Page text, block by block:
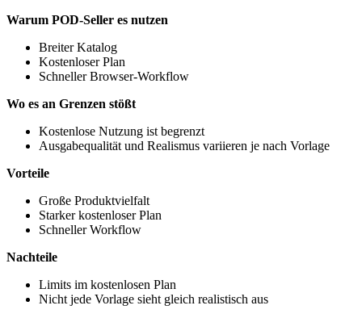
Warum POD-Seller es nutzen
Breiter Katalog
Kostenloser Plan
Schneller Browser-Workflow
Wo es an Grenzen stößt
Kostenlose Nutzung ist begrenzt
Ausgabequalität und Realismus variieren je nach Vorlage
Vorteile
Große Produktvielfalt
Starker kostenloser Plan
Schneller Workflow
Nachteile
Limits im kostenlosen Plan
Nicht jede Vorlage sieht gleich realistisch aus